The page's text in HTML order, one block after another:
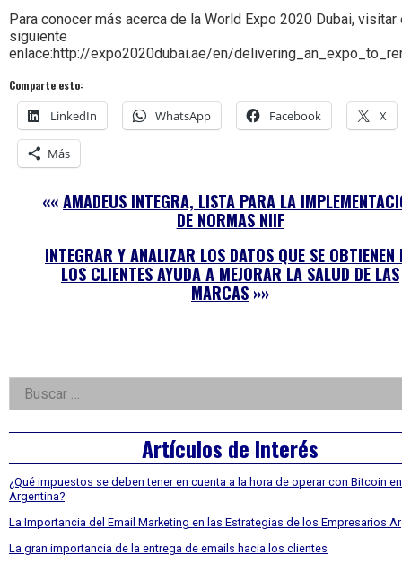
Para conocer más acerca de la World Expo 2020 Dubai, visitar
siguiente
enlace:http://expo2020dubai.ae/en/
Comparte esto:
LinkedIn WhatsApp Facebook X
Más
««AMADEUS INTEGRA, LISTA PARA LA
DE NORMAS NIIF
INTEGRAR Y ANALIZAR LOS DATOS QUE SE OBTIENEN
LOS CLIENTES AYUDA A MEJORAR LA SALUD DE LAS
MARCAS »»
Right
Asides
Buscar:
Artículos de Interés
¿Qué impuestos se deben tener en cuenta a la hora de operar con Bitcoin en
Argentina?
La Importancia del Email Marketing en las Estrategias de los Empresarios
La gran importancia de la entrega de emails hacia los clientes